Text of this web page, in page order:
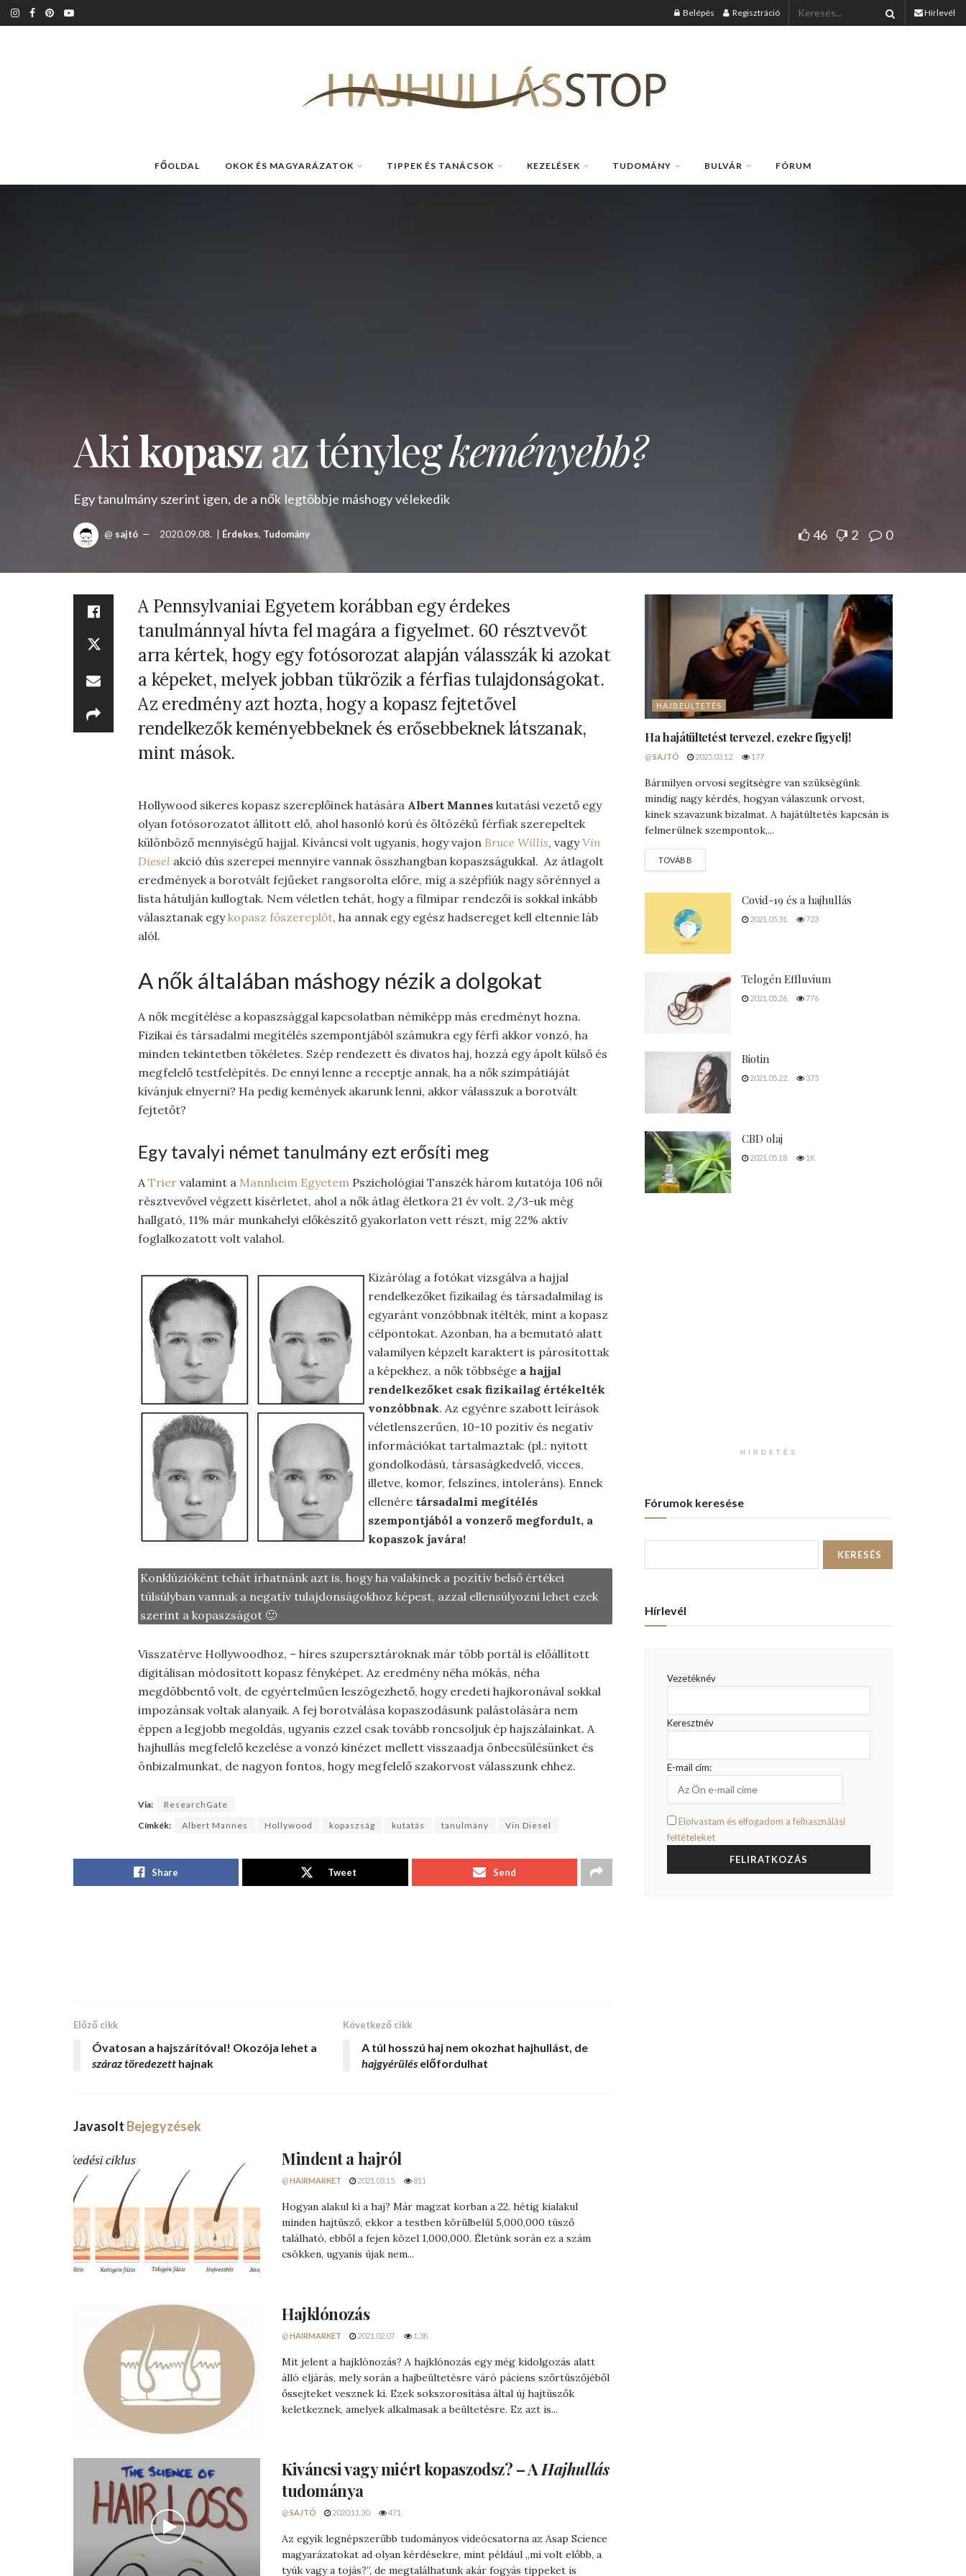
Belépés Regisztráció Hírlevél
FŐOLDAL OKOK ÉS MAGYARÁZATOK TIPPEK ÉS TANÁCSOK KEZELÉSEK TUDOMÁNY BULVÁR FÓRUM
Akikopaszaz ténylegkeményebb?
Egy tanulmány szerint igen, de a nők legtöbbje máshogy vélekedik
@ sajtó 2020.09.08. Érdekes, Tudomány 46 2 0
A Pennsylvaniai Egyetem korábban egy érdekes
tanulmánnyal hívta fel magára a figyelmet. 60 résztvevőt
arra kértek, hogy egy fotósorozat alapján válasszák ki azokat
a képeket, melyek jobban tükrözik a férfias tulajdonságokat.
Az eredmény azt hozta, hogy a kopasz fejtetővel
rendelkezők keményebbeknek és erősebbeknek látszanak,
mint mások.
Hollywood sikeres kopasz szereplőinek hatására Albert Mannes kutatási vezető egy
olyan fotósorozatot állított elő, ahol hasonló korú és öltözékű férfiak szerepeltek
különböző mennyiségű hajjal. Kíváncsi volt ugyanis, hogy vajon Bruce Willis, vagyVin
Diesel akció dús szerepei mennyire vannak összhangban kopaszságukkal. Az átlagolt
eredmények a borotvált fejűeket rangsorolta előre, míg a szépfiúk nagy sörénnyel a
lista hátulján kullogtak. Nem véletlen tehát, hogy a filmipar rendezői is sokkal inkább
választanak egykopasz főszereplőt, ha annak egy egész hadsereget kell eltennie láb
alól.
A nők általában máshogy nézik a dolgokat
A nők megítélése a kopaszsággal kapcsolatban némiképp más eredményt hozna.
Fizikai és társadalmi megítélés szempontjából számukra egy férfi akkor vonzó, ha
minden tekintetben tökéletes. Szép rendezett és divatos haj, hozzá egy ápolt külső és
megfelelő testfelépítés. De ennyi lenne a receptje annak, ha a nők szimpátiáját
kívánjuk elnyerni? Ha pedig kemények akarunk lenni, akkor válasszuk a borotvált
fejtetőt?
Egy tavalyi német tanulmány ezt erősíti meg
ATrier valamint a Mannheim Egyetem Pszichológiai Tanszék három kutatója 106 női
résztvevővel végzett kísérletet, ahol a nők átlag életkora 21 év volt. 2/3-uk még
hallgató, 11% már munkahelyi előkészítő gyakorlaton vett részt, míg 22% aktív
foglalkozatott volt valahol.
Kizárólag a fotókat vizsgálva a hajjal
rendelkezőket fizikailag és társadalmilag is
egyaránt vonzóbbnak ítélték, mint a kopasz
célpontokat. Azonban, ha a bemutató alatt
valamilyen képzelt karaktert is párosítottak
a képekhez, a nők többsége a hajjal
rendelkezőket csak fizikailag értékelték
vonzóbbnak. Az egyénre szabott leírások
véletlenszerűen, 10-10 pozitív és negatív
információkat tartalmaztak: (pl.: nyitott
gondolkodású, társaságkedvelő, vicces,
illetve, komor, felszínes, intoleráns). Ennek
ellenére társadalmi megítélés
szempontjából a vonzerő megfordult, a
kopaszok javára!
Konklúzióként tehát írhatnánk azt is, hogy ha valakinek a pozítív belső értékei
túlsúlyban vannak a negatív tulajdonságokhoz képest, azzal ellensúlyozni lehet ezek
szerint a kopaszságot 🙂
Visszatérve Hollywoodhoz, – híres szupersztároknak már több portál is előállított
digitálisan módosított kopasz fényképet. Az eredmény néha mókás, néha
megdöbbentő volt, de egyértelműen leszögezhető, hogy eredeti hajkoronával sokkal
impozánsak voltak alanyaik. A fej borotválása kopaszodásunk palástolására nem
éppen a legjobb megoldás, ugyanis ezzel csak tovább roncsoljuk ép hajszálainkat. A
hajhullás megfelelő kezelése a vonzó kinézet mellett visszaadja önbecsülésünket és
önbizalmunkat, de nagyon fontos, hogy megfelelő szakorvost válasszunk ehhez.
Via:
ResearchGate
Címkék:
Albert Mannes Hollywood kopaszság kutatás tanulmány Vin Diesel
Share Tweet Send
Előző cikk
Óvatosan a hajszárítóval! Okozója lehet a
száraz töredezett hajnak
Következő cikk
A túl hosszú haj nem okozhat hajhullást, de
hajgyérülés előfordulhat
Javasolt Bejegyzések
Mindent a hajról
@HAIRMARKET 2021.03.15. 811
Hogyan alakul ki a haj? Már magzat korban a 22. hétig kialakul
minden hajtüsző, ekkor a testben körülbelül 5,000,000 tüsző
található, ebből a fejen közel 1,000,000. Életünk során ez a szám
csökken, ugyanis újak nem...
Hajklónozás
@HAIRMARKET 2021.02.07. 1.3K
Mit jelent a hajklónozás? A hajklónozás egy még kidolgozás alatt
álló eljárás, mely során a hajbeültetésre váró páciens szőrtüszőjéből
őssejteket vesznek ki. Ezek sokszorosítása által új hajtüszők
keletkeznek, amelyek alkalmasak a beültetésre. Ez azt is...
Kiváncsi vagymiért kopaszodsz? – A Hajhullás
tudománya
@SAJTÓ 2020.11.30. 471
Az egyik legnépszerűbb tudományos videócsatorna az Asap Science
magyarázatokat ad olyan kérdésekre, mint például „mi volt előbb, a
tyúk vagy a tojás?”, de megtalálhatunk akár fogyás tippeket is
HAJBEÜLTETÉS
Ha hajátültetést tervezel, ezekre figyelj!
@SAJTÓ 2025.03.12. 177
Bármilyen orvosi segítségre van szükségünk
mindig nagy kérdés, hogyan válaszunk orvost,
kinek szavazunk bizalmat. A hajátültetés kapcsán is
felmerülnek szempontok,...
TOVÁBB
Covid-19 és a hajhullás
2021.05.31. 723
Telogén Effluvium
2021.05.26. 776
Biotin
2021.05.22. 375
CBD olaj
2021.05.18. 1K
HIRDETÉS
Fórumok keresése
Hírlevél
Vezetéknév
Keresztnév
E-mail cím:
Elolvastam és elfogadom a felhasználási
feltételeket